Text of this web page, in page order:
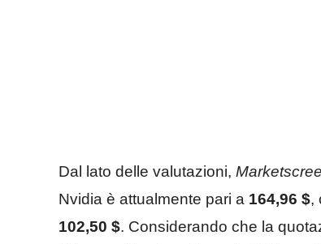
Dal lato delle valutazioni,
Nvidia è attualmente pari a 164,96 $,
102,50 $. Considerando che la